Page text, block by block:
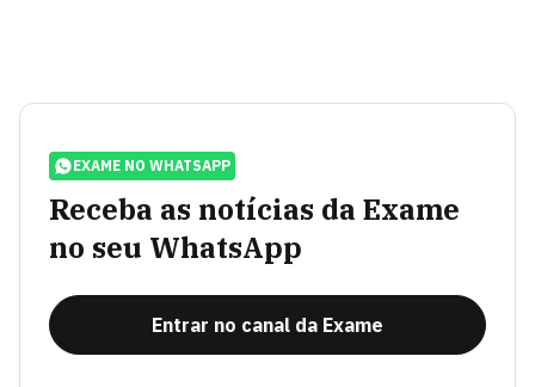
EXAME NO WHATSAPP
Receba as notícias da Exame
no seu WhatsApp
Entrar no canal da Exame